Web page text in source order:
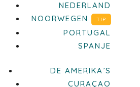
NEDERLAND
NOORWEGEN
TIP
PORTUGAL
SPANJE
DE AMERIKA’S
CURAÇAO